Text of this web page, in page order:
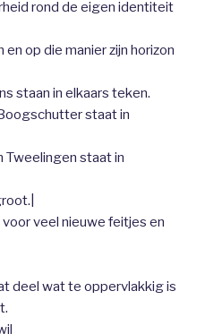
rond de eigen identiteit
op die manier zijn horizon
staan in elkaars teken.
staat in
Tweelingen staat in
veel nieuwe feitjes en
deel wat te oppervlakkig is